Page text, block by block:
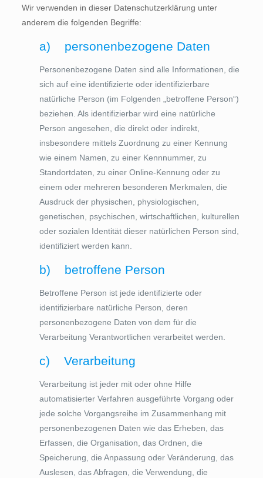
Wir verwenden in dieser Datenschutzerklärung unter
anderem die folgenden Begriffe:
a) personenbezogene Daten
Personenbezogene Daten sind alle Informationen, die
sich auf eine identifizierte oder identifizierbare
natürliche Person (im Folgenden „betroffene Person“)
beziehen. Als identifizierbar wird eine natürliche
Person angesehen, die direkt oder indirekt,
insbesondere mittels Zuordnung zu einer Kennung
wie einem Namen, zu einer Kennnummer, zu
Standortdaten, zu einer Online-Kennung oder zu
einem oder mehreren besonderen Merkmalen, die
Ausdruck der physischen, physiologischen,
genetischen, psychischen, wirtschaftlichen, kulturellen
oder sozialen Identität dieser natürlichen Person sind,
identifiziert werden kann.
b) betroffene Person
Betroffene Person ist jede identifizierte oder
identifizierbare natürliche Person, deren
personenbezogene Daten von dem für die
Verarbeitung Verantwortlichen verarbeitet werden.
c) Verarbeitung
Verarbeitung ist jeder mit oder ohne Hilfe
automatisierter Verfahren ausgeführte Vorgang oder
jede solche Vorgangsreihe im Zusammenhang mit
personenbezogenen Daten wie das Erheben, das
Erfassen, die Organisation, das Ordnen, die
Speicherung, die Anpassung oder Veränderung, das
Auslesen, das Abfragen, die Verwendung, die